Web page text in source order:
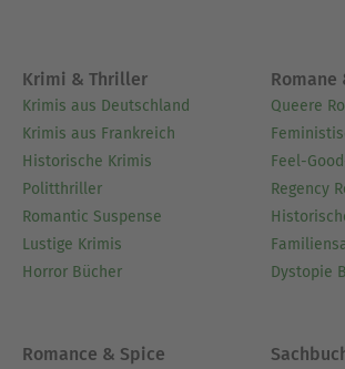
reiste er nach Argentinien,
Brasilien. 1941 Herausgabe der
Am 22. Februar 1942 nahm sich
Leben.
Ausblenden
Krimi & Thriller
Krimis aus Deutschland
Krimis aus Frankreich
Historische Krimis
Politthriller
Romantic Suspense
Lustige Krimis
Horror Bücher
Romane
Queere
Feel-
Regency
Dystopie
Romance & Spice